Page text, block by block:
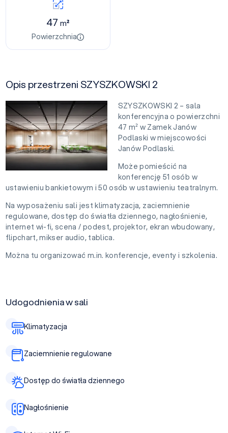
47m²
Powierzchnia
Opis przestrzeni SZYSZKOWSKI 2
SZYSZKOWSKI 2 – sala
konferencyjna o powierzchni
47 m² w Zamek Janów
Podlaski w miejscowości
Janów Podlaski.
Może pomieścić na
konferencję 51 osób w
ustawieniu bankietowym i 50 osób w ustawieniu teatralnym.
Na wyposażeniu sali jest klimatyzacja, zaciemnienie
regulowane, dostęp do światła dziennego, nagłośnienie,
internet wi-fi, scena / podest, projektor, ekran wbudowany,
flipchart, mikser audio, tablica.
Można tu organizować m.in. konferencje, eventy i szkolenia.
Udogodnienia w sali
Klimatyzacja
Zaciemnienie regulowane
Dostęp do światła dziennego
Nagłośnienie